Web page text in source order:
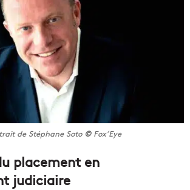
de Stéphane Soto © Fox’Eye
placement en
judiciaire